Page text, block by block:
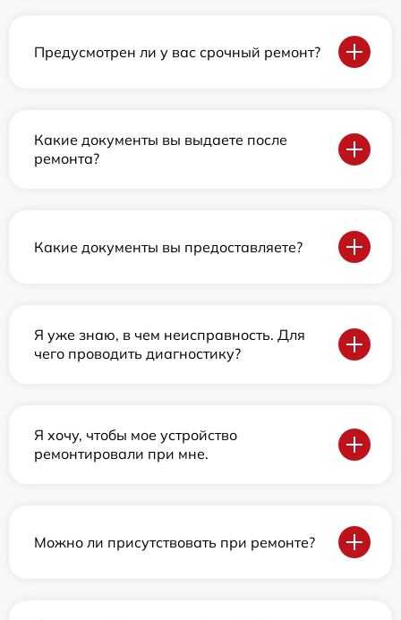
Предусмотрен ли у вас срочный ремонт?
Какие документы вы выдаете после
ремонта?
Какие документы вы предоставляете?
Я уже знаю, в чем неисправность. Для
чего проводить диагностику?
Я хочу, чтобы мое устройство
ремонтировали при мне.
Можно ли присутствовать при ремонте?